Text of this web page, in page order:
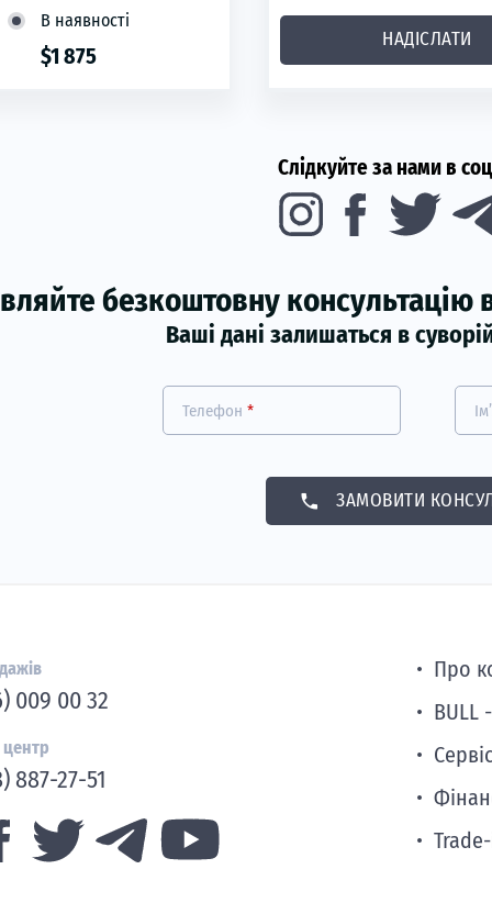
В наявності
$1 875
НАДІСЛАТИ
Слідкуйте за нами в
безкоштовну консультацію
Ваші дані залишаться в
Телефон *
phone ЗАМОВИТИ
009 00 32
центр
887-27-51
Про
BULL
Сервіс